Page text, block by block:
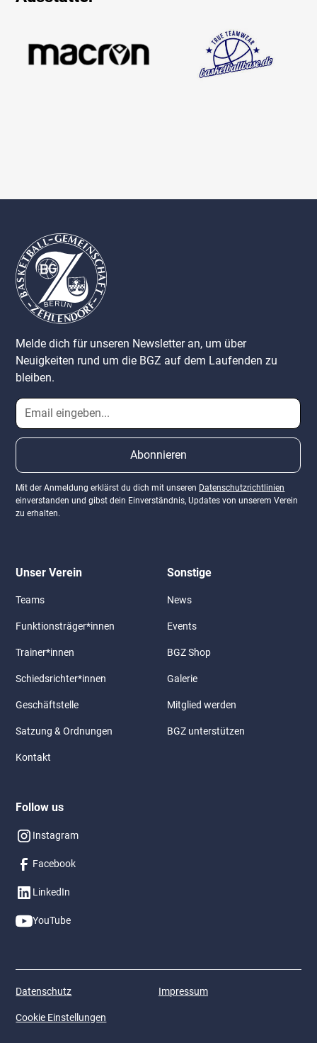
Melde dich für unseren Newsletter an, um über
Neuigkeiten rund um die BGZ auf dem Laufenden zu
bleiben.
Mit der Anmeldung erklärst du dich mit unseren Datenschutzrichtlinien
einverstanden und gibst dein Einverständnis, Updates von unserem Verein
zu erhalten.
Unser Verein
Teams
Funktionsträger*innen
Trainer*innen
Schiedsrichter*innen
Geschäftstelle
Satzung & Ordnungen
Kontakt
Sonstige
News
Events
BGZ Shop
Galerie
Mitglied werden
BGZ unterstützen
Follow us
Instagram
Facebook
LinkedIn
YouTube
Datenschutz Impressum
Cookie Einstellungen